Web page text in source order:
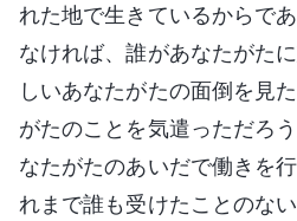
れた地で生きているからで
なければ、誰があなたがた
しいあなたがたの面倒を見
がたのことを気遣っただろ
なたがたのあいだで働きを
れまで誰も受けたことのな